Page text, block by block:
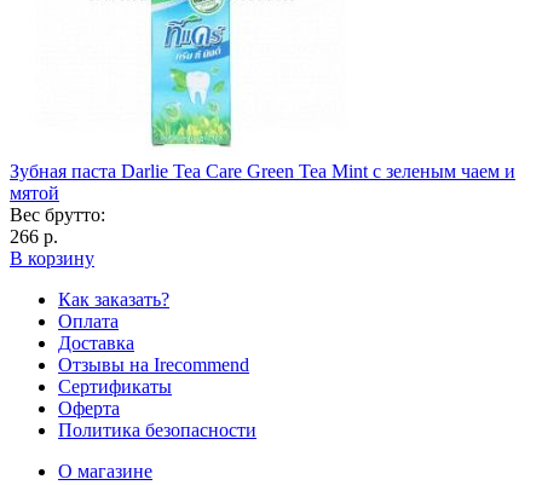
Зубная паста Darlie Tea Care Green Tea Mint с зеленым чаем и
мятой
Вес брутто:
266 р.
В корзину
Как заказать?
Оплата
Доставка
Отзывы на Irecommend
Сертификаты
Оферта
Политика безопасности
О магазине